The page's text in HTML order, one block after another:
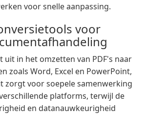
voor snelle aanpassing.
voor
uit in het omzetten van PDF's naar
zoals Word, Excel en PowerPoint,
zorgt voor soepele samenwerking
platforms, terwijl de
en datanauwkeurigheid